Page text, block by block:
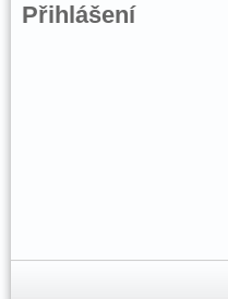
Přihlášení